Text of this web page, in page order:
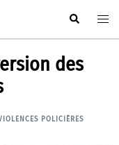
Rechercher
des
POLICIÈRES